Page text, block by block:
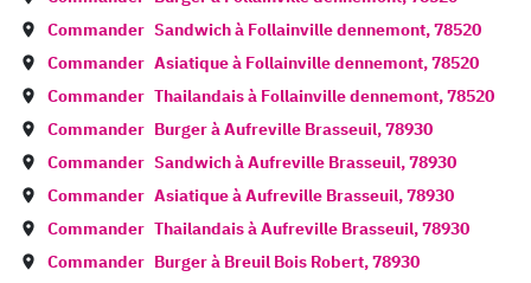
Commander Sandwich à Follainville dennemont,78520
Commander Asiatique à Follainville dennemont,78520
Commander Thailandais à Follainville dennemont,78520
Commander Burger àAufreville Brasseuil,78930
Commander Sandwich àAufreville Brasseuil,78930
Commander Asiatique àAufreville Brasseuil,78930
Commander Thailandais àAufreville Brasseuil,78930
Commander Burger à Breuil Bois Robert,78930